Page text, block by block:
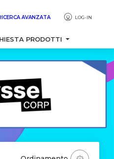
AVANZATA LOG-IN
PRODOTTI